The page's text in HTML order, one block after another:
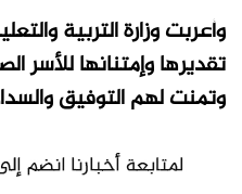
وأعربت وزارة التربية
تقديرها وإمتنانها للأسر
وتمنت لهم التوفيق